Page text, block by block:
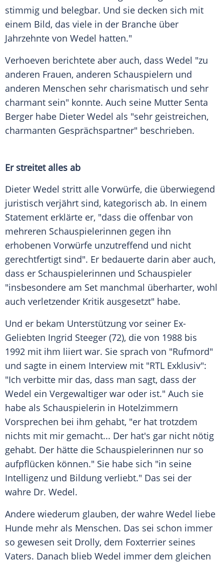
stimmig und belegbar. Und sie decken sich mit
einem Bild, das viele in der Branche über
Jahrzehnte von Wedel hatten."
Verhoeven berichtete aber auch, dass Wedel "zu
anderen Frauen, anderen Schauspielern und
anderen Menschen sehr charismatisch und sehr
charmant sein" konnte. Auch seine Mutter Senta
Berger habe Dieter Wedel als "sehr geistreichen,
charmanten Gesprächspartner" beschrieben.
Er streitet alles ab
Dieter Wedel stritt alle Vorwürfe, die überwiegend
juristisch verjährt sind, kategorisch ab. In einem
Statement erklärte er, "dass die offenbar von
mehreren Schauspielerinnen gegen ihn
erhobenen Vorwürfe unzutreffend und nicht
gerechtfertigt sind". Er bedauerte darin aber auch,
dass er Schauspielerinnen und Schauspieler
"insbesondere am Set manchmal überharter, wohl
auch verletzender Kritik ausgesetzt" habe.
Und er bekam Unterstützung vor seiner Ex-
Geliebten Ingrid Steeger (72), die von 1988 bis
1992 mit ihm liiert war. Sie sprach von "Rufmord"
und sagte in einem Interview mit "RTL Exklusiv":
"Ich verbitte mir das, dass man sagt, dass der
Wedel ein Vergewaltiger war oder ist." Auch sie
habe als Schauspielerin in Hotelzimmern
Vorsprechen bei ihm gehabt, "er hat trotzdem
nichts mit mir gemacht... Der hat's gar nicht nötig
gehabt. Der hätte die Schauspielerinnen nur so
aufpflücken können." Sie habe sich "in seine
Intelligenz und Bildung verliebt." Das sei der
wahre Dr. Wedel.
Andere wiederum glauben, der wahre Wedel liebe
Hunde mehr als Menschen. Das sei schon immer
so gewesen seit Drolly, dem Foxterrier seines
Vaters. Danach blieb Wedel immer dem gleichen